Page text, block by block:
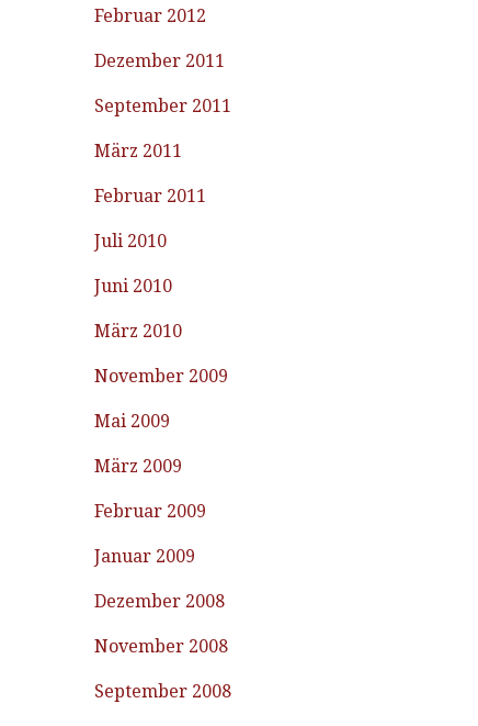
Februar 2012
Dezember 2011
September 2011
März 2011
Februar 2011
Juli 2010
Juni 2010
März 2010
November 2009
Mai 2009
März 2009
Februar 2009
Januar 2009
Dezember 2008
November 2008
September 2008